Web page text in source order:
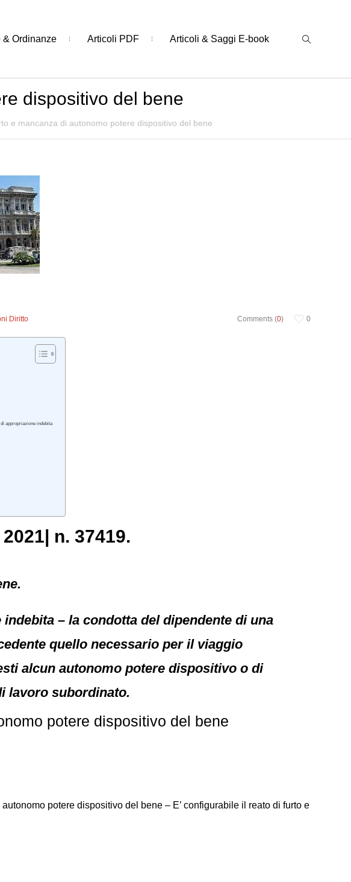
& Ordinanze Articoli PDF Articoli & Saggi E-book
dispositivo del bene
e mancanza di autonomo potere dispositivo del bene
Comments (0) 0
Diritto
appropriazione indebita
n. 37419.
– la condotta del dipendente di una
quello necessario per il viaggio
alcun autonomo potere dispositivo o di
lavoro subordinato.
potere dispositivo del bene
potere dispositivo del bene – E’ configurabile il reato di furto e